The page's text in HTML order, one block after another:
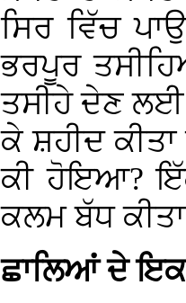
ਸਿਰ ਵਿੱਚ
ਭਰਪੂਰ
ਤਸੀਹੇ ਦੇਣ ਲਈ
ਕੇ ਸ਼ਹੀਦ
ਕੀ ਹੋਇਆ?
ਕਲਮ ਬੱਧ
ਛਾਲਿਆਂ ਦੇ